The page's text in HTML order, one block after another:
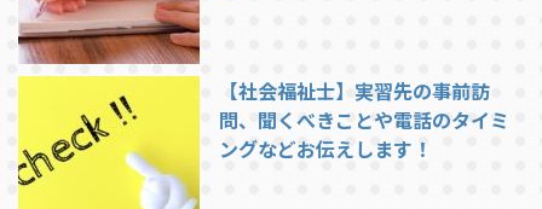
【社会福祉士】実習先の事前訪
問、聞くべきことや電話のタイミ
ングなどお伝えします！